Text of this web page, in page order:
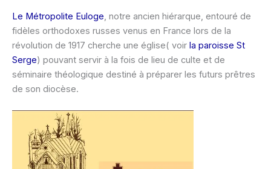
Le Métropolite Euloge, notre ancien hiérarque, entouré de
fidèles orthodoxes russes venus en France lors de la
révolution de 1917 cherche une église( voir la paroisse St
Serge) pouvant servir à la fois de lieu de culte et de
séminaire théologique destiné à préparer les futurs prêtres
de son diocèse.